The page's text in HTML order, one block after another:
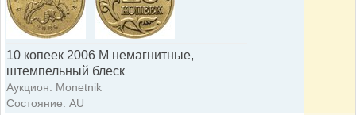
10 копеек 2006 М немагнитные,
штемпельный блеск
Аукцион: Monetnik
Состояние: AU